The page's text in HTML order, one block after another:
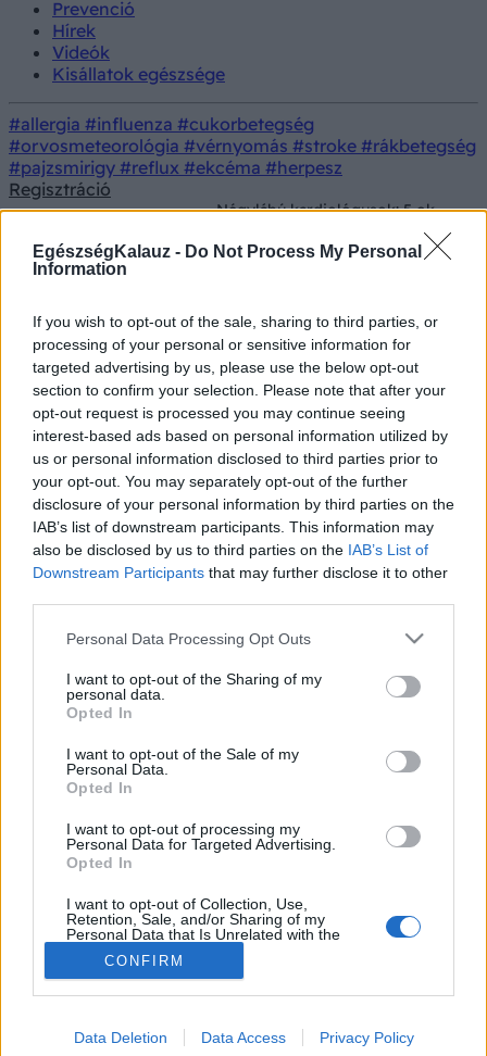
EgészségKalauz - Do Not Process My Personal
Information
If you wish to opt-out of the sale, sharing to third parties, or
processing of your personal or sensitive information for
targeted advertising by us, please use the below opt-out
section to confirm your selection. Please note that after your
opt-out request is processed you may continue seeing
interest-based ads based on personal information utilized by
us or personal information disclosed to third parties prior to
your opt-out. You may separately opt-out of the further
disclosure of your personal information by third parties on the
IAB’s list of downstream participants. This information may
also be disclosed by us to third parties on the IAB’s List of
Downstream Participants that may further disclose it to other
Please note that this website/app uses one or more Google
not limited to your visit or usage behaviour. You may click to
grant or deny consent to Google and its third-party tags to
use your data for below specified purposes in below Google
consent section.
Personal Data Processing Opt Outs
I want to opt-out of the Sharing of my
personal data.
Opted In
I want to opt-out of the Sale of my
Personal Data.
Opted In
I want to opt-out of processing my
Personal Data for Targeted Advertising.
Opted In
I want to opt-out of Collection, Use,
Retention, Sale, and/or Sharing of my
Personal Data that Is Unrelated with the
Purposes for which it was collected.
Opted Out
CONFIRM
Data Deletion Data Access Privacy Policy
Prevenció
Hírek
Videók
Kisállatok egészsége
#allergia #influenza #cukorbetegség
#orvosmeteorológia #vérnyomás #stroke #rákbetegség
#pajzsmirigy #reflux #ekcéma #herpesz
Regisztráció
Négylábú kardiológusok: 5 ok,
egészségesebb
amiért a kutyatartók szíve
egészségesebb
2026. április 24. 10:54